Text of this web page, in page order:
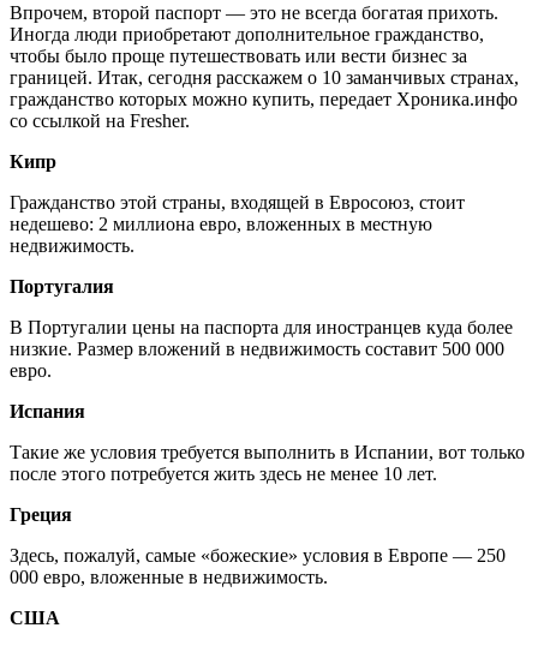
Впрочем, второй паспорт — это не всегда богатая прихоть.
Иногда люди приобретают дополнительное гражданство,
чтобы было проще путешествовать или вести бизнес за
границей. Итак, сегодня расскажем о 10 заманчивых странах,
гражданство которых можно купить, передает Хроника.инфо
со ссылкой на Fresher.
Кипр
Гражданство этой страны, входящей в Евросоюз, стоит
недешево: 2 миллиона евро, вложенных в местную
недвижимость.
Португалия
В Португалии цены на паспорта для иностранцев куда более
низкие. Размер вложений в недвижимость составит 500 000
евро.
Испания
Такие же условия требуется выполнить в Испании, вот только
после этого потребуется жить здесь не менее 10 лет.
Греция
Здесь, пожалуй, самые «божеские» условия в Европе — 250
000 евро, вложенные в недвижимость.
США